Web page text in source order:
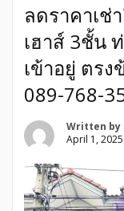
ลดราคาเช่
เฮาส์ 3ชั้น
เข้าอยู่ ตร
089-768-
Written by
April 1, 2025